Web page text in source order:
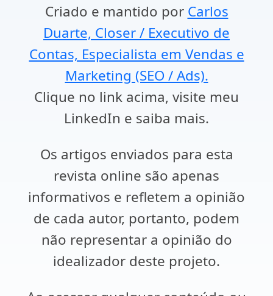
Criado e mantido por Carlos
Duarte, Closer / Executivo de
Contas, Especialista em Vendas e
Marketing (SEO / Ads).
Clique no link acima, visite meu
LinkedIn e saiba mais.
Os artigos enviados para esta
revista online são apenas
informativos e refletem a opinião
de cada autor, portanto, podem
não representar a opinião do
idealizador deste projeto.